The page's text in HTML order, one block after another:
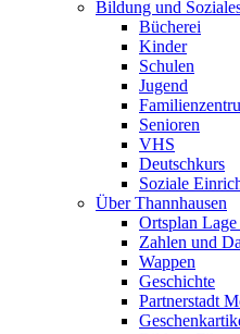
Bildung und
Bücherei
Kinder
Schulen
Jugend
Senioren
VHS
Deutschkurs
Soziale
Über Thannhausen
Ortsplan
Zahlen und
Wappen
Geschichte
Partnerstadt